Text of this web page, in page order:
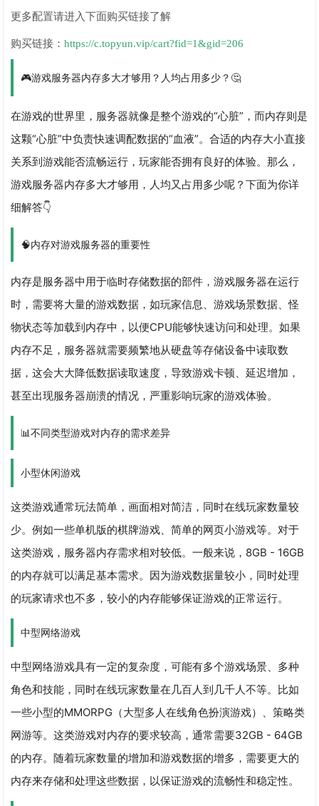
更多配置请进入下面购买链接了解
购买链接：https://c.topyun.vip/cart?fid=1&gid=206
🎮游戏服务器内存多大才够用？人均占用多少？🤔
在游戏的世界里，服务器就像是整个游戏的“心脏”，而内存则是
这颗“心脏”中负责快速调配数据的“血液”。合适的内存大小直接
关系到游戏能否流畅运行，玩家能否拥有良好的体验。那么，
游戏服务器内存多大才够用，人均又占用多少呢？下面为你详
细解答👇
🧠内存对游戏服务器的重要性
内存是服务器中用于临时存储数据的部件，游戏服务器在运行
时，需要将大量的游戏数据，如玩家信息、游戏场景数据、怪
物状态等加载到内存中，以便CPU能够快速访问和处理。如果
内存不足，服务器就需要频繁地从硬盘等存储设备中读取数
据，这会大大降低数据读取速度，导致游戏卡顿、延迟增加，
甚至出现服务器崩溃的情况，严重影响玩家的游戏体验。
📊不同类型游戏对内存的需求差异
小型休闲游戏
这类游戏通常玩法简单，画面相对简洁，同时在线玩家数量较
少。例如一些单机版的棋牌游戏、简单的网页小游戏等。对于
这类游戏，服务器内存需求相对较低。一般来说，8GB - 16GB
的内存就可以满足基本需求。因为游戏数据量较小，同时处理
的玩家请求也不多，较小的内存能够保证游戏的正常运行。
中型网络游戏
中型网络游戏具有一定的复杂度，可能有多个游戏场景、多种
角色和技能，同时在线玩家数量在几百人到几千人不等。比如
一些小型的MMORPG（大型多人在线角色扮演游戏）、策略类
网游等。这类游戏对内存的要求较高，通常需要32GB - 64GB
的内存。随着玩家数量的增加和游戏数据的增多，需要更大的
内存来存储和处理这些数据，以保证游戏的流畅性和稳定性。